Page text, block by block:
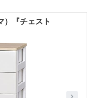
）『チェスト